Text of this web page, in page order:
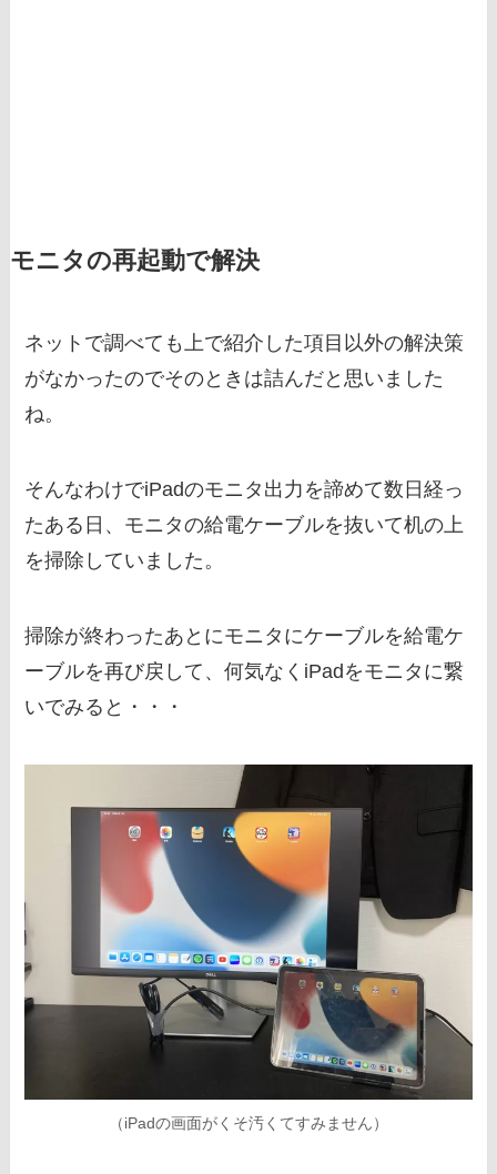
モニタの再起動で解決
ネットで調べても上で紹介した項目以外の解決策
がなかったのでそのときは詰んだと思いました
ね。
そんなわけでiPadのモニタ出力を諦めて数日経っ
たある日、モニタの給電ケーブルを抜いて机の上
を掃除していました。
掃除が終わったあとにモニタにケーブルを給電ケ
ーブルを再び戻して、何気なくiPadをモニタに繋
いでみると・・・
（iPadの画面がくそ汚くてすみません）